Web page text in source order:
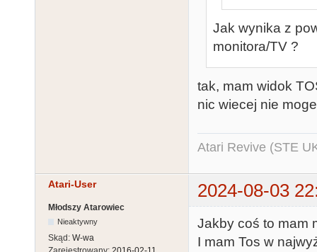
Jak wynika z
monitora/TV ?
tak, mam widok
nic wiecej nie
Atari Revive (STE
Atari-User 2024-08-03
Młodszy Atarowiec
Nieaktywny
Skąd: W-wa
Jakby coś to mam
I mam Tos w